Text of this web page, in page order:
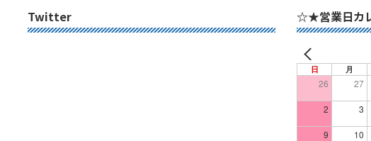
Twitter ☆★営業日カ
日 月
26 27
2 3
9 10